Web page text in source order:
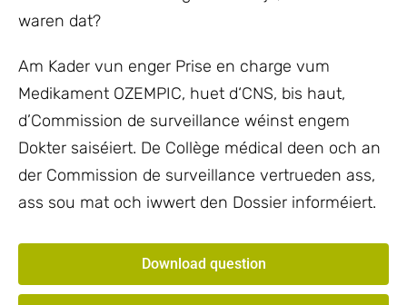
waren dat?
Am Kader vun enger Prise en charge vum
Medikament OZEMPIC, huet d‘CNS, bis haut,
d’Commission de surveillance wéinst engem
Dokter saiséiert. De Collège médical deen och an
der Commission de surveillance vertrueden ass,
ass sou mat och iwwert den Dossier informéiert.
Download question